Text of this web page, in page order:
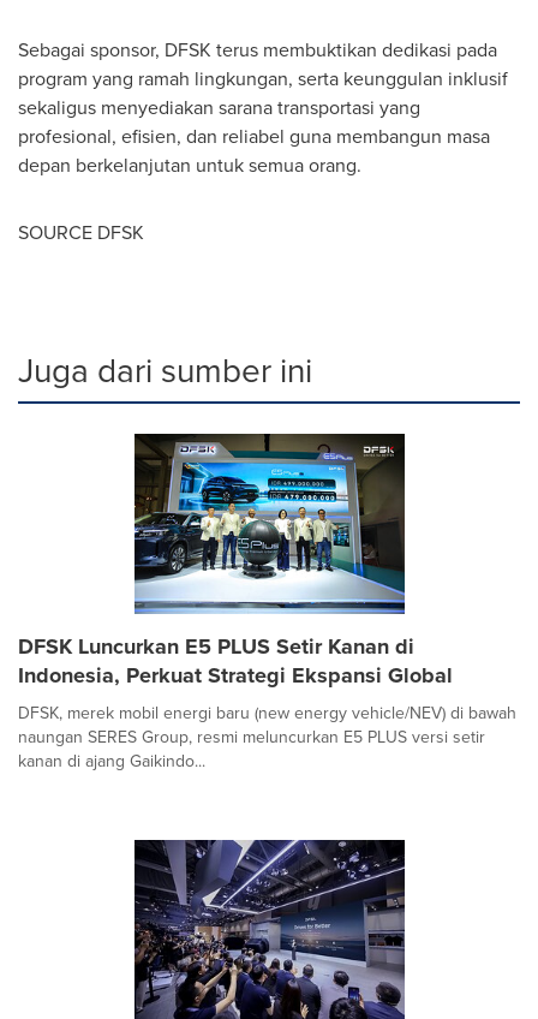
Sebagai sponsor, DFSK terus membuktikan dedikasi pada
program yang ramah lingkungan, serta keunggulan inklusif
sekaligus menyediakan sarana transportasi yang
profesional, efisien, dan reliabel guna membangun masa
depan berkelanjutan untuk semua orang.
SOURCE DFSK
Juga dari sumber ini
DFSK Luncurkan E5 PLUS Setir Kanan di
Indonesia, Perkuat Strategi Ekspansi Global
DFSK, merek mobil energi baru (new energy vehicle/NEV) di bawah
naungan SERES Group, resmi meluncurkan E5 PLUS versi setir
kanan di ajang Gaikindo...